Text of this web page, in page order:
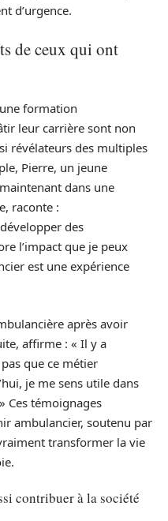
d’urgence.
de ceux qui ont
formation
leur carrière sont non
révélateurs des multiples
Pierre, un jeune
dans une
raconte :
des
l’impact que je peux
est une expérience
après avoir
affirme : « Il y a
que ce métier
je me sens utile dans
Ces témoignages
ambulancier, soutenu par
transformer la vie
contribuer à la société